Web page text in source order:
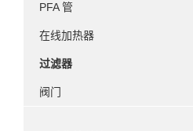
PFA 管
在线加热器
过滤器
阀门